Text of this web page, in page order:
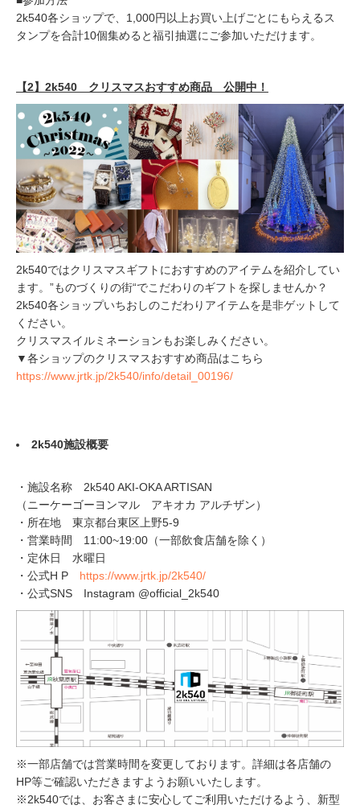
2k540各ショップで、1,000円以上お買い上げごとにもらえるス
タンプを合計10個集めると福引抽選にご参加いただけます。
【2】2k540 クリスマスおすすめ商品 公開中！
2k540ではクリスマスギフトにおすすめのアイテムを紹介してい
ます。”ものづくりの街“でこだわりのギフトを探しませんか？
2k540各ショップいちおしのこだわりアイテムを是非ゲットして
ください。
クリスマスイルミネーションもお楽しみください。
▼各ショップのクリスマスおすすめ商品はこちら
https://www.jrtk.jp/2k540/info/detail_00196/
2k540施設概要
・施設名称 2k540 AKI-OKA ARTISAN
（ニーケーゴーヨンマル アキオカ アルチザン）
・所在地 東京都台東区上野5-9
・営業時間 11:00~19:00（一部飲食店舗を除く）
・定休日 水曜日
・公式H P https://www.jrtk.jp/2k540/
・公式SNS Instagram @official_2k540
※一部店舗では営業時間を変更しております。詳細は各店舗の
HP等ご確認いただきますようお願いいたします。
※2k540では、お客さまに安心してご利用いただけるよう、新型